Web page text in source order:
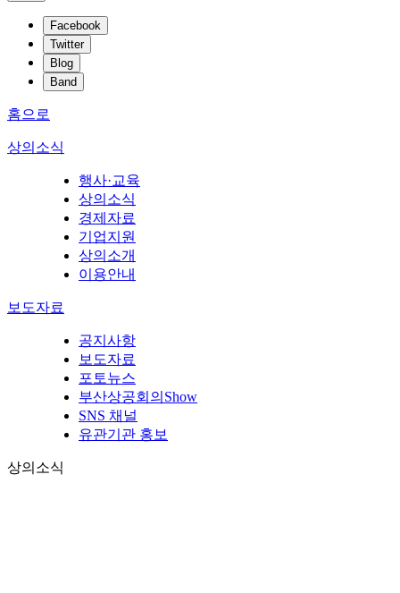
Facebook
Twitter
Blog
Band
홈으로
상의소식
행사·교육
상의소식
경제자료
기업지원
상의소개
이용안내
보도자료
공지사항
보도자료
포토뉴스
부산상공회의Show
SNS 채널
유관기관 홍보
상의소식